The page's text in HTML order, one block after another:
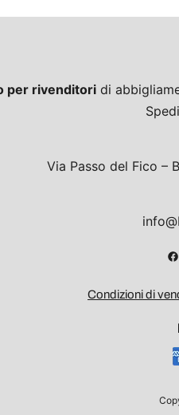
per rivenditori di
Via Passo del Fico –
Condizioni di